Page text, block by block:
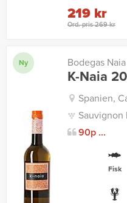
Ord. pris 269 kr
219 kr
Ny Bodegas Naia
K-Naia
Spanien,
Sauvignon
90p ...
Fisk